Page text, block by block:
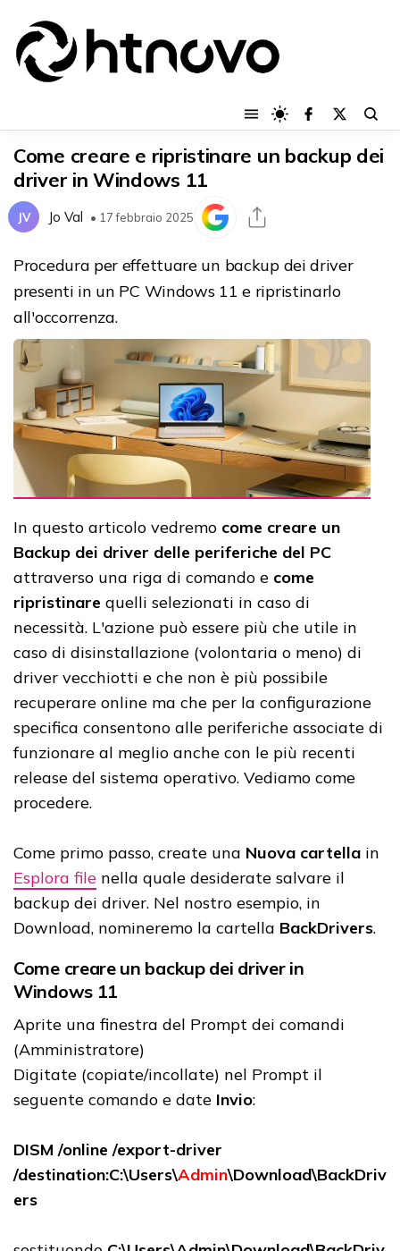
Come creare e ripristinare un backup dei
driver in Windows 11
JV Jo Val • 17 febbraio 2025
Procedura per effettuare un backup dei driver
presenti in un PC Windows 11 e ripristinarlo
all'occorrenza.
In questo articolo vedremo come creare un
Backup dei driver delle periferiche del PC
attraverso una riga di comando e come
ripristinare quelli selezionati in caso di
necessità. L'azione può essere più che utile in
caso di disinstallazione (volontaria o meno) di
driver vecchiotti e che non è più possibile
recuperare online ma che per la configurazione
specifica consentono alle periferiche associate di
funzionare al meglio anche con le più recenti
release del sistema operativo. Vediamo come
procedere.
Come primo passo, create una Nuova cartella in
Esplora file nella quale desiderate salvare il
backup dei driver. Nel nostro esempio, in
Download, nomineremo la cartella BackDrivers.
Come creare un backup dei driver in
Windows 11
Aprite una finestra del Prompt dei comandi
(Amministratore)
Digitate (copiate/incollate) nel Prompt il
seguente comando e date Invio:
DISM /online /export-driver
/destination:C:\Users\Admin\Download\BackDriv
ers